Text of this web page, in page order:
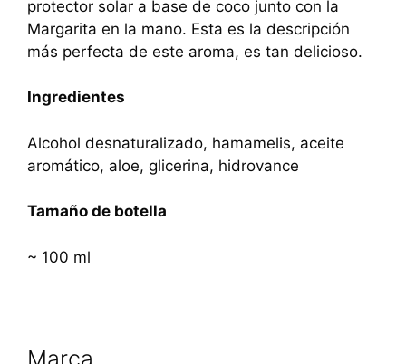
protector solar a base de coco junto con la
Margarita en la mano. Esta es la descripción
más perfecta de este aroma, es tan delicioso.
Ingredientes
Alcohol desnaturalizado, hamamelis, aceite
aromático, aloe, glicerina, hidrovance
Tamaño de botella
~ 100 ml